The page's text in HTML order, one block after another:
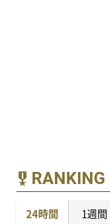
RANKING
24時間 1週間